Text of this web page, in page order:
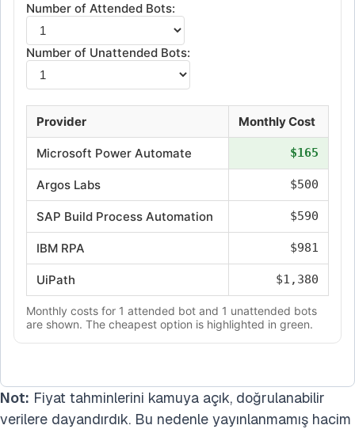
Not: Fiyat tahminlerini kamuya açık, doğrulanabilir
verilere dayandırdık. Bu nedenle yayınlanmamış hacim